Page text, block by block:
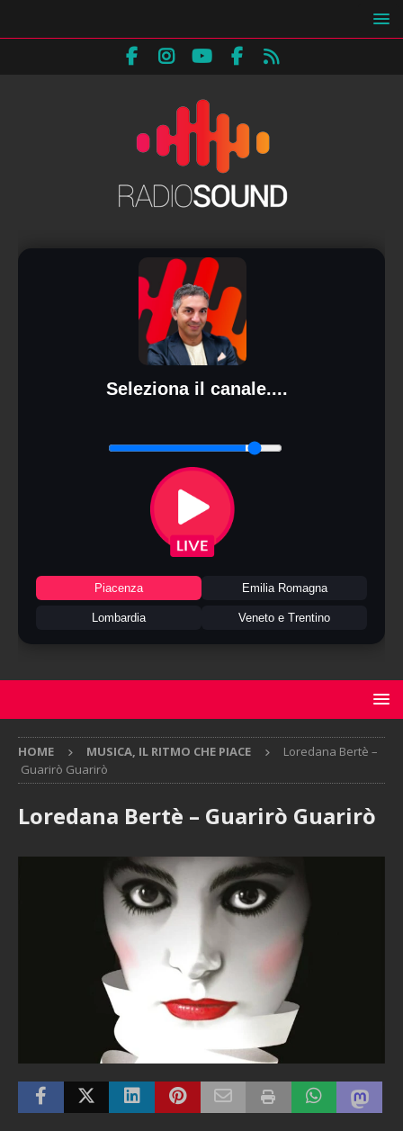
Seleziona il canale....
Piacenza Emilia Romagna
Lombardia Veneto e Trentino
HOME MUSICA, IL RITMO CHE PIACE
Loredana Bertè –
Guarirò Guarirò
Loredana Bertè – Guarirò Guarirò